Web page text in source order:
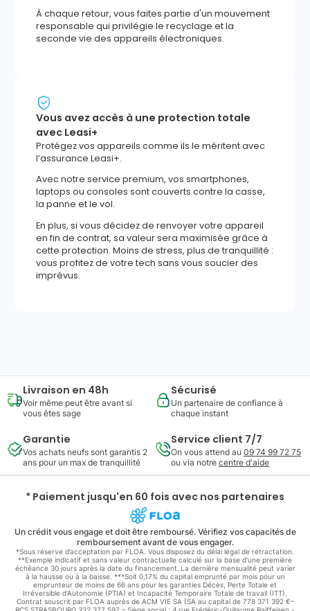
À chaque retour, vous faites partie d'un mouvement
responsable qui privilégie le recyclage et la
seconde vie des appareils électroniques.
Vous avez accès à une protection totale
avec Leasi+
Protégez vos appareils comme ils le méritent avec
l’assurance Leasi+.
Avec notre service premium, vos smartphones,
laptops ou consoles sont couverts contre la casse,
la panne et le vol.
En plus, si vous décidez de renvoyer votre appareil
en fin de contrat, sa valeur sera maximisée grâce à
cette protection. Moins de stress, plus de tranquillité :
vous profitez de votre tech sans vous soucier des
imprévus.
Livraison en 48h
Voir même peut être avant si
vous êtes sage
Sécurisé
Un partenaire de confiance à
chaque instant
Garantie
Vos achats neufs sont garantis 2
ans pour un max de tranquillité
Service client 7/7
On vous attend au 09 74 99 72 75
ou via notre centre d'aide
* Paiement jusqu'en 60 fois avec nos partenaires
Un crédit vous engage et doit être remboursé. Vérifiez vos capacités de
remboursement avant de vous engager.
*Sous réserve d’acceptation par FLOA. Vous disposez du délai légal de rétractation.
**Exemple indicatif et sans valeur contractuelle calculé sur la base d'une première
échéance 30 jours après la date du financement. La dernière mensualité peut varier
à la hausse ou à la baisse. ***Soit 0,17% du capital emprunté par mois pour un
emprunteur de moins de 66 ans pour les garanties Décès, Perte Totale et
Irréversible d'Autonomie (PTIA) et Incapacité Temporaire Totale de travail (ITT).
Contrat souscrit par FLOA auprès de ACM VIE SA (SA au capital de 778 371 392 €–